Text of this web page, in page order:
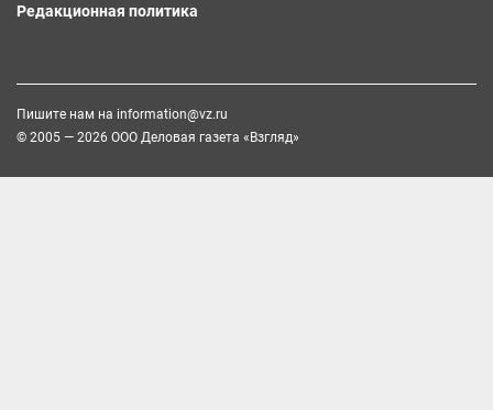
Редакционная политика
Пишите нам на information@vz.ru
© 2005 — 2026 ООО Деловая газета «Взгляд»